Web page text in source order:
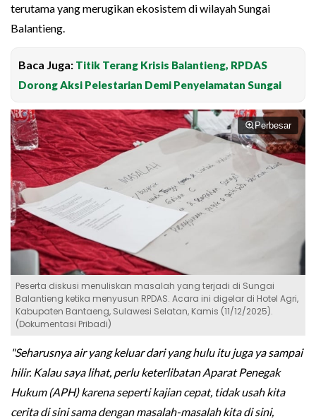
terutama yang merugikan ekosistem di wilayah Sungai
Balantieng.
Baca Juga: Titik Terang Krisis Balantieng, RPDAS
Dorong Aksi Pelestarian Demi Penyelamatan Sungai
Perbesar
Peserta diskusi menuliskan masalah yang terjadi di Sungai
Balantieng ketika menyusun RPDAS. Acara ini digelar di Hotel Agri,
Kabupaten Bantaeng, Sulawesi Selatan, Kamis (11/12/2025).
(Dokumentasi Pribadi)
"Seharusnya air yang keluar dari yang hulu itu juga ya sampai
hilir. Kalau saya lihat, perlu keterlibatan Aparat Penegak
Hukum (APH) karena seperti kajian cepat, tidak usah kita
cerita di sini sama dengan masalah-masalah kita di sini,